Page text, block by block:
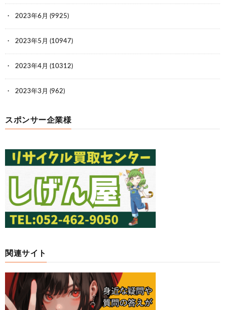
2023年6月 (9925)
2023年5月 (10947)
2023年4月 (10312)
2023年3月 (962)
スポンサー企業様
関連サイト